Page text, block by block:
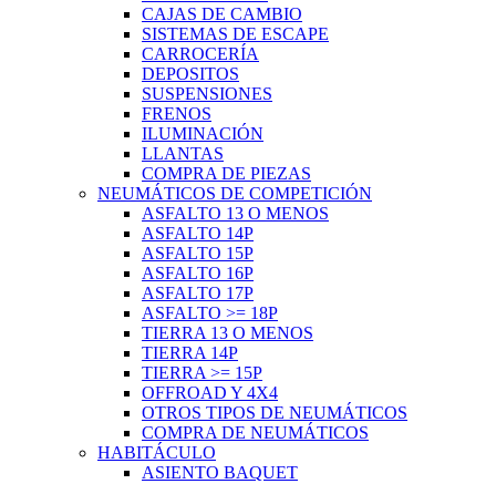
CAJAS DE CAMBIO
SISTEMAS DE ESCAPE
CARROCERÍA
DEPOSITOS
SUSPENSIONES
FRENOS
ILUMINACIÓN
LLANTAS
COMPRA DE PIEZAS
NEUMÁTICOS DE COMPETICIÓN
ASFALTO 13 O MENOS
ASFALTO 14P
ASFALTO 15P
ASFALTO 16P
ASFALTO 17P
ASFALTO >= 18P
TIERRA 13 O MENOS
TIERRA 14P
TIERRA >= 15P
OFFROAD Y 4X4
OTROS TIPOS DE NEUMÁTICOS
COMPRA DE NEUMÁTICOS
HABITÁCULO
ASIENTO BAQUET